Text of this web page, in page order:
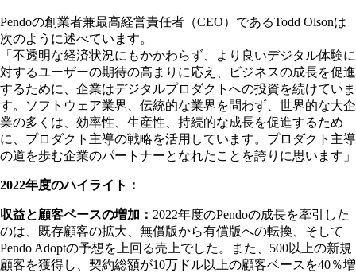
Pendoの創業者兼最高経営責任者（CEO）であるTodd Olsonは
次のように述べています。
「不透明な経済状況にもかかわらず、より良いデジタル体験に
対するユーザーの期待の高まりに応え、ビジネスの成長を促進
するために、企業はデジタルプロダクトへの投資を続けていま
す。ソフトウェア業界、伝統的な業界を問わず、世界的な大企
業の多くは、効率性、生産性、持続的な成長を促進するため
に、プロダクト主導の戦略を活用しています。プロダクト主導
の道を歩む企業のパートナーとなれたことを誇りに思います」
2022年度のハイライト：
収益と顧客ベースの増加： 2022年度のPendoの成長を牽引した
のは、既存顧客の拡大、無償版から有償版への転換、そして
Pendo Adoptの予想を上回る売上でした。また、500以上の新規
顧客を獲得し、契約総額が10万ドル以上の顧客ベースを40％増